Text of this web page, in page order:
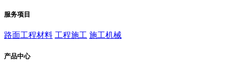
服务项目
路面工程材料 工程施工 施工机械
产品中心